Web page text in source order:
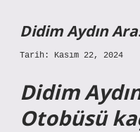
Didim Aydın
Tarih: Kasım 22, 2024
Didim
Otobüsü